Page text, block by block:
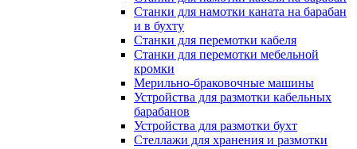
Станки для намотки каната на барабан
и в бухту
Станки для перемотки кабеля
Станки для перемотки мебельной
кромки
Мерильно-браковочные машины
Устройства для размотки кабельных
барабанов
Устройства для размотки бухт
Стеллажи для хранения и размотки